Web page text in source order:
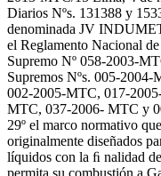
Diarios Nºs. 131388 y
denominada JV
el Reglamento Nacional
Supremo Nº 058-2003-
Supremos Nºs. 005-
002-2005-MTC, 017-
MTC, 037-2006- MTC y
29º el marco normativo
originalmente diseñados
líquidos con la ﬁ nalidad